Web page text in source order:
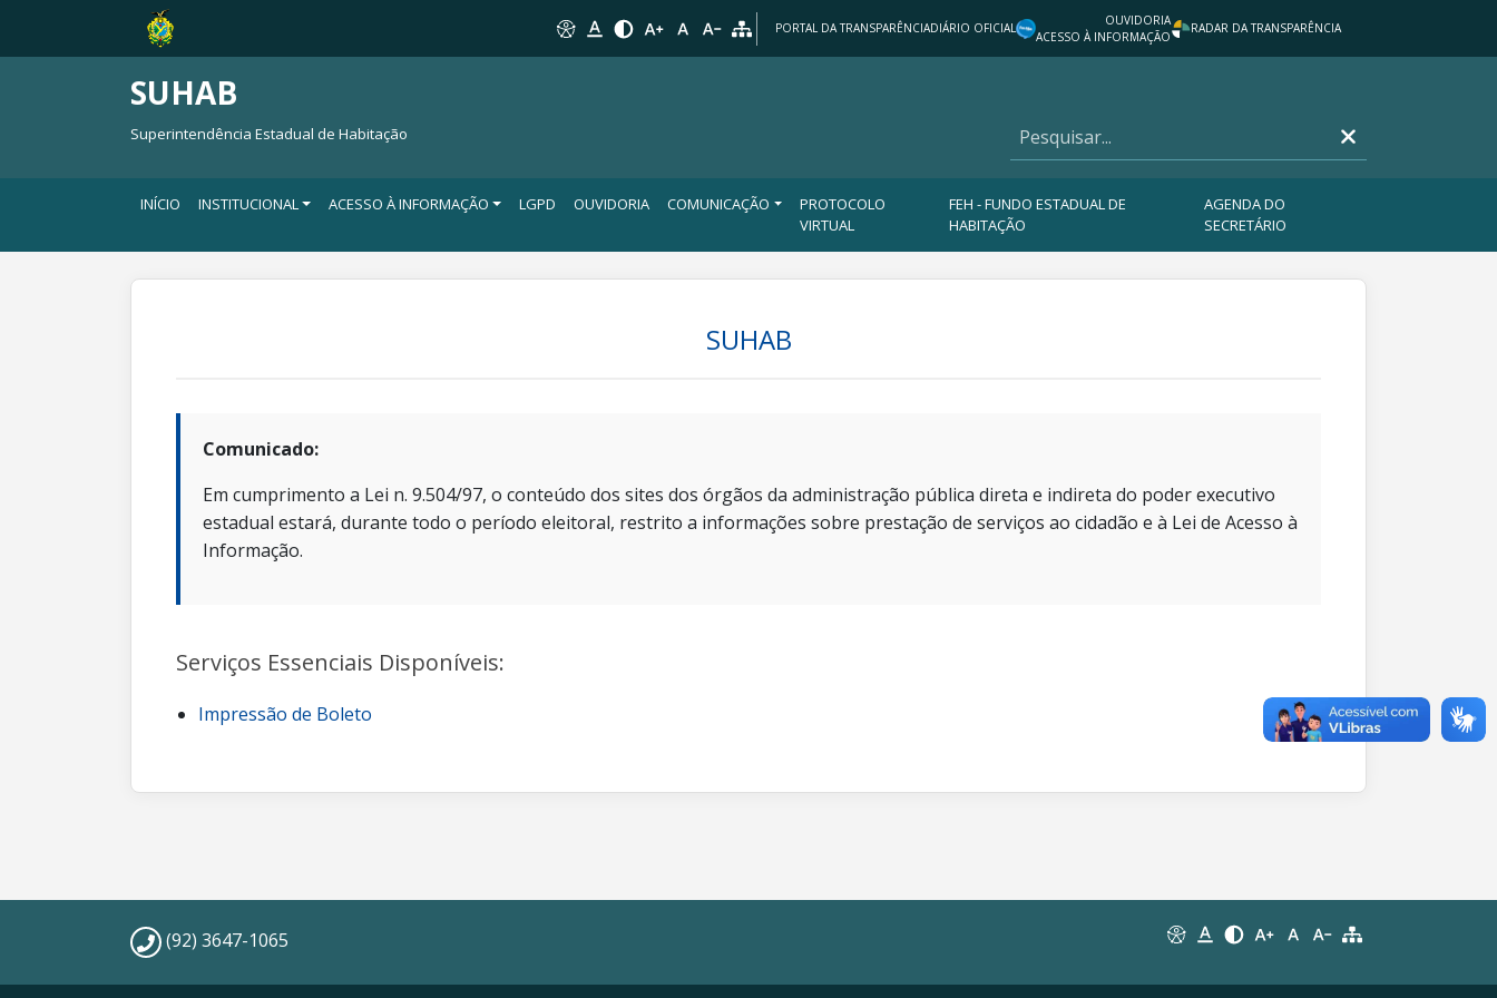
PORTAL DA TRANSPARÊNCIADIÁRIO OFICIAL
OUVIDORIA
ACESSO À INFORMAÇÃO
RADAR DA TRANSPARÊNCIA
SUHAB
Superintendência Estadual de Habitação
INÍCIO INSTITUCIONAL ACESSO À INFORMAÇÃO LGPD OUVIDORIA COMUNICAÇÃO
PROTOCOLO
VIRTUAL
FEH - FUNDO ESTADUAL DE
HABITAÇÃO
AGENDA DO
SECRETÁRIO
SUHAB
Comunicado:
Em cumprimento a Lei n. 9.504/97, o conteúdo dos sites dos órgãos da administração pública direta e indireta do poder executivo
estadual estará, durante todo o período eleitoral, restrito a informações sobre prestação de serviços ao cidadão e à Lei de Acesso à
Informação.
Serviços Essenciais Disponíveis:
Impressão de Boleto
(92) 3647-1065